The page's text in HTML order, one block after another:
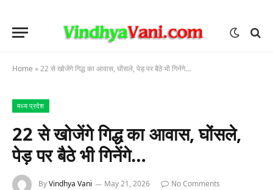
Home »22 से खोजेंगे गिद्ध का आवास, घोंसले, पेड़ पर बैठे भी गिनेंगे…
मध्य प्रदेश
22 से खोजेंगे गिद्ध का आवास, घोंसले,
पेड़ पर बैठे भी गिनेंगे…
ByVindhya Vani May 21, 2026
No Comments